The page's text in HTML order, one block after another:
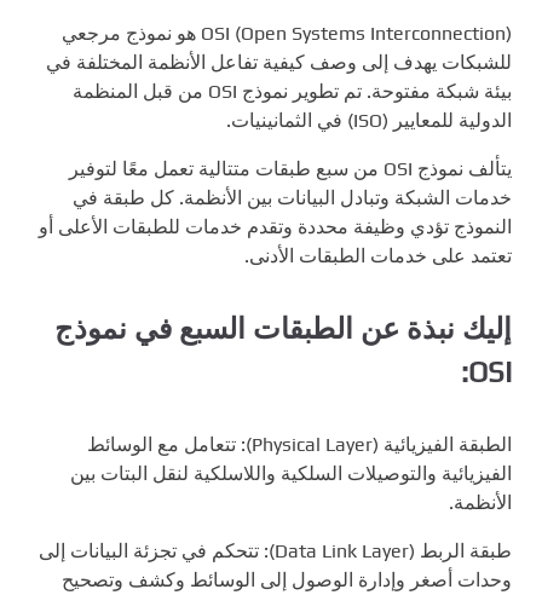
OSI (Open Systems Interconnection) هو نموذج مرجعي
للشبكات يهدف إلى وصف كيفية تفاعل الأنظمة المختلفة في
بيئة شبكة مفتوحة. تم تطوير نموذج OSI من قبل المنظمة
الدولية للمعايير (ISO) في الثمانينيات.
يتألف نموذج OSI من سبع طبقات متتالية تعمل معًا لتوفير
خدمات الشبكة وتبادل البيانات بين الأنظمة. كل طبقة في
النموذج تؤدي وظيفة محددة وتقدم خدمات للطبقات الأعلى أو
تعتمد على خدمات الطبقات الأدنى.
إليك نبذة عن الطبقات السبع في نموذج
OSI:
الطبقة الفيزيائية (Physical Layer): تتعامل مع الوسائط
الفيزيائية والتوصيلات السلكية واللاسلكية لنقل البتات بين
الأنظمة.
طبقة الربط (Data Link Layer): تتحكم في تجزئة البيانات إلى
وحدات أصغر وإدارة الوصول إلى الوسائط وكشف وتصحيح